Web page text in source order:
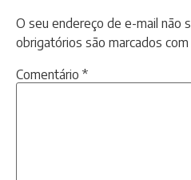
O seu endereço de e-mail não
obrigatórios são marcados com
Comentário *